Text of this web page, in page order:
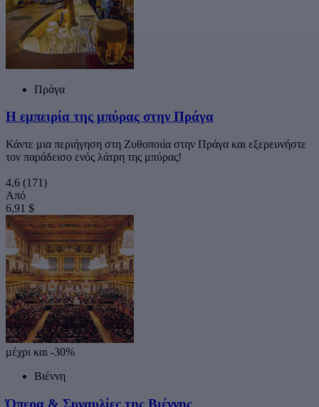
Πράγα
Η εμπειρία της μπύρας στην Πράγα
Κάντε μια περιήγηση στη Ζυθοποιία στην Πράγα και εξερευνήστε
τον παράδεισο ενός λάτρη της μπύρας!
4,6 (171)
Από
6,91 $
μέχρι και -30%
Βιέννη
Όπερα & Συναυλίες της Βιέννης